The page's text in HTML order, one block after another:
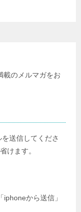
載のメルマガをお
を送信してくださ
けます。
から送信」